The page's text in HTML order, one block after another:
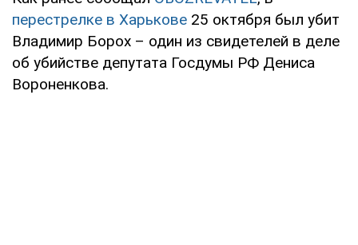
перестрелке в Харькове 25 октября был убит
Владимир Борох – один из свидетелей в деле
об убийстве депутата Госдумы РФ Дениса
Вороненкова.